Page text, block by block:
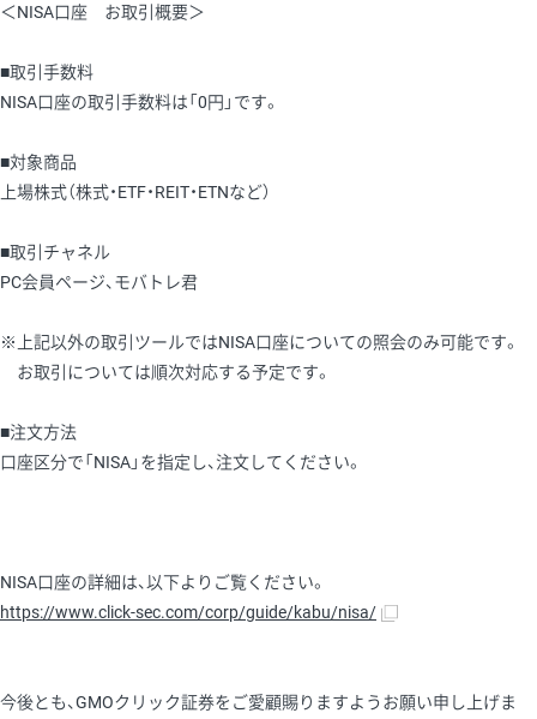
＜NISA口座 お取引概要＞
■取引手数料
NISA口座の取引手数料は「0円」です。
■対象商品
上場株式（株式・ETF・REIT・ETNなど）
■取引チャネル
PC会員ページ、モバトレ君
※上記以外の取引ツールではNISA口座についての照会のみ可能です。
お取引については順次対応する予定です。
■注文方法
口座区分で「NISA」を指定し、注文してください。
NISA口座の詳細は、以下よりご覧ください。
https://www.click-sec.com/corp/guide/kabu/nisa/
今後とも、GMOクリック証券をご愛顧賜りますようお願い申し上げま